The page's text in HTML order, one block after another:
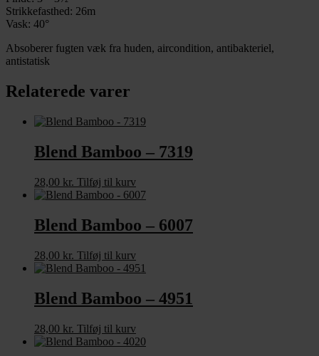
Strikkefasthed: 26m
Vask: 40°
Absoberer fugten væk fra huden, aircondition, antibakteriel,
antistatisk
Relaterede varer
Blend Bamboo – 7319
28,00 kr. Tilføj til kurv
Blend Bamboo – 6007
28,00 kr. Tilføj til kurv
Blend Bamboo – 4951
28,00 kr. Tilføj til kurv